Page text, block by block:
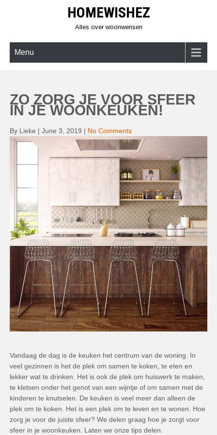
HOMEWISHEZ
Alles over woonwensen
Menu
ZO ZORG JE VOOR SFEER
IN JE WOONKEUKEN!
By Lieke | June 3, 2019 | No Comments
Vandaag de dag is de keuken het centrum van de woning. In
veel gezinnen is het de plek om samen te koken, te eten en
lekker wat te drinken. Het is ook de plek om huiswerk te maken,
te kletsen onder het genot van een wijntje of om samen met de
kinderen te knutselen. De keuken is veel meer dan alleen de
plek om te koken. Het is een plek om te leven en te wonen. Hoe
zorg je voor de juiste sfeer? We delen graag hoe je zorgt voor
sfeer in je woonkeuken. Laten we onze tips delen.